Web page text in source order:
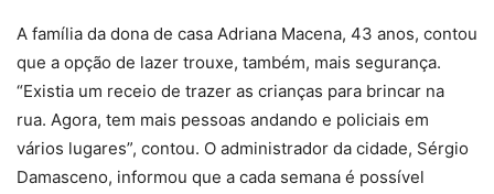
A família da dona de casa Adriana Macena, 43 anos, contou
que a opção de lazer trouxe, também, mais segurança.
“Existia um receio de trazer as crianças para brincar na
rua. Agora, tem mais pessoas andando e policiais em
vários lugares”, contou. O administrador da cidade, Sérgio
Damasceno, informou que a cada semana é possível